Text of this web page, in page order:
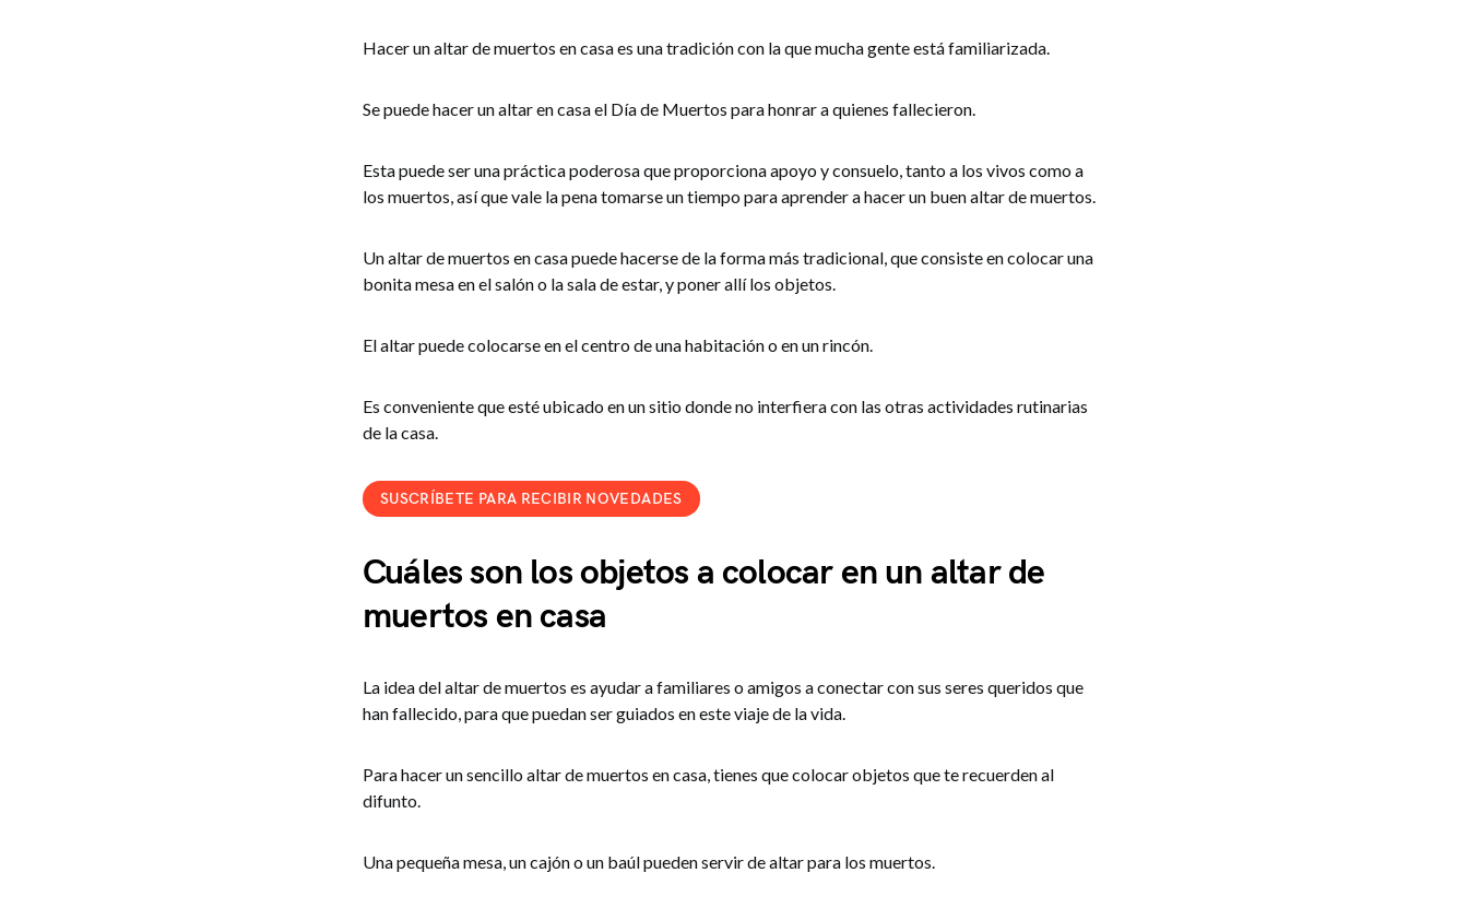
Hacer un altar de muertos en casa es una tradición con la que mucha gente está familiarizada.
Se puede hacer un altar en casa el Día de Muertos para honrar a quienes fallecieron.
Esta puede ser una práctica poderosa que proporciona apoyo y consuelo, tanto a los vivos como a
los muertos, así que vale la pena tomarse un tiempo para aprender a hacer un buen altar de muertos.
Un altar de muertos en casa puede hacerse de la forma más tradicional, que consiste en colocar una
bonita mesa en el salón o la sala de estar, y poner allí los objetos.
El altar puede colocarse en el centro de una habitación o en un rincón.
Es conveniente que esté ubicado en un sitio donde no interfiera con las otras actividades rutinarias
de la casa.
SUSCRÍBETE PARA RECIBIR NOVEDADES
Cuáles son los objetos a colocar en un altar de
muertos en casa
La idea del altar de muertos es ayudar a familiares o amigos a conectar con sus seres queridos que
han fallecido, para que puedan ser guiados en este viaje de la vida.
Para hacer un sencillo altar de muertos en casa, tienes que colocar objetos que te recuerden al
difunto.
Una pequeña mesa, un cajón o un baúl pueden servir de altar para los muertos.